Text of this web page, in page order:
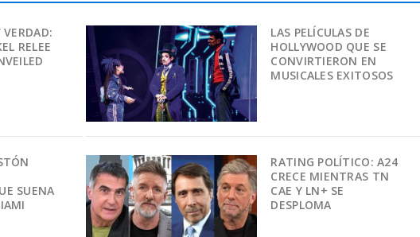
RELEE
LAS PELÍCULAS DE
HOLLYWOOD QUE SE
CONVIRTIERON EN
MUSICALES EXITOSOS
SUENA
RATING POLÍTICO: A24
CRECE MIENTRAS TN
CAE Y LN+ SE
DESPLOMA